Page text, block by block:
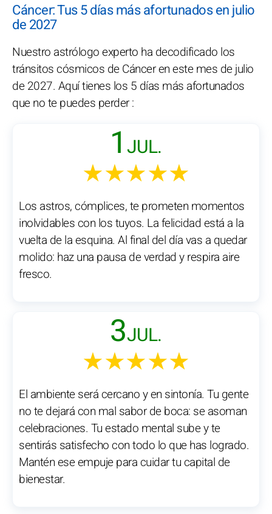
Cáncer: Tus 5 días más afortunados en julio
de 2027
Nuestro astrólogo experto ha decodificado los
tránsitos cósmicos de Cáncer en este mes de julio
de 2027. Aquí tienes los 5 días más afortunados
que no te puedes perder :
1 JUL.
★★★★★
Los astros, cómplices, te prometen momentos
inolvidables con los tuyos. La felicidad está a la
vuelta de la esquina. Al final del día vas a quedar
molido: haz una pausa de verdad y respira aire
fresco.
3JUL.
★★★★★
El ambiente será cercano y en sintonía. Tu gente
no te dejará con mal sabor de boca: se asoman
celebraciones. Tu estado mental sube y te
sentirás satisfecho con todo lo que has logrado.
Mantén ese empuje para cuidar tu capital de
bienestar.